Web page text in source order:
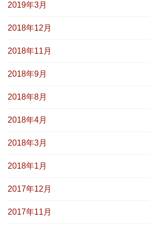
2019年3月
2018年12月
2018年11月
2018年9月
2018年8月
2018年4月
2018年3月
2018年1月
2017年12月
2017年11月